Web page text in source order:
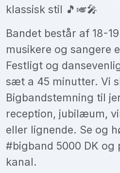
klassisk stil 🎵🎺🎤
Bandet består af 18-
musikere og sangere
Festligt og
sæt a 45 minutter. Vi
Bigbandstemning til
reception, jubilæum,
eller lignende. Se og
#bigband 5000 DK og
kanal.